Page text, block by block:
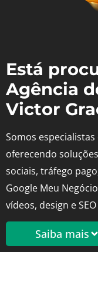
Está
Agência
Victor
Somos
oferecendo
sociais, tráfego
Google Meu
vídeos, design e SEO
Saiba mais